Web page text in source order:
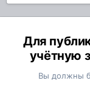
Для
учётную
Вы должны